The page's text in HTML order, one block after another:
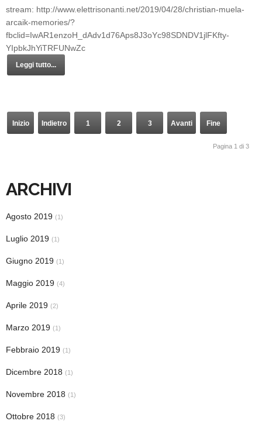
stream: http://www.elettrisonanti.net/2019/04/28/christian-muela-
arcaik-memories/?
fbclid=IwAR1enzoH_dAdv1d76Aps8J3oYc98SDNDV1jlFKfty-
YIpbkJhYiTRFUNwZc
Leggi tutto...
Inizio Indietro 1 2 3 Avanti Fine
Pagina 1 di 3
ARCHIVI
Agosto 2019 (1)
Luglio 2019 (1)
Giugno 2019 (1)
Maggio 2019 (4)
Aprile 2019 (2)
Marzo 2019 (1)
Febbraio 2019 (1)
Dicembre 2018 (1)
Novembre 2018 (1)
Ottobre 2018 (3)